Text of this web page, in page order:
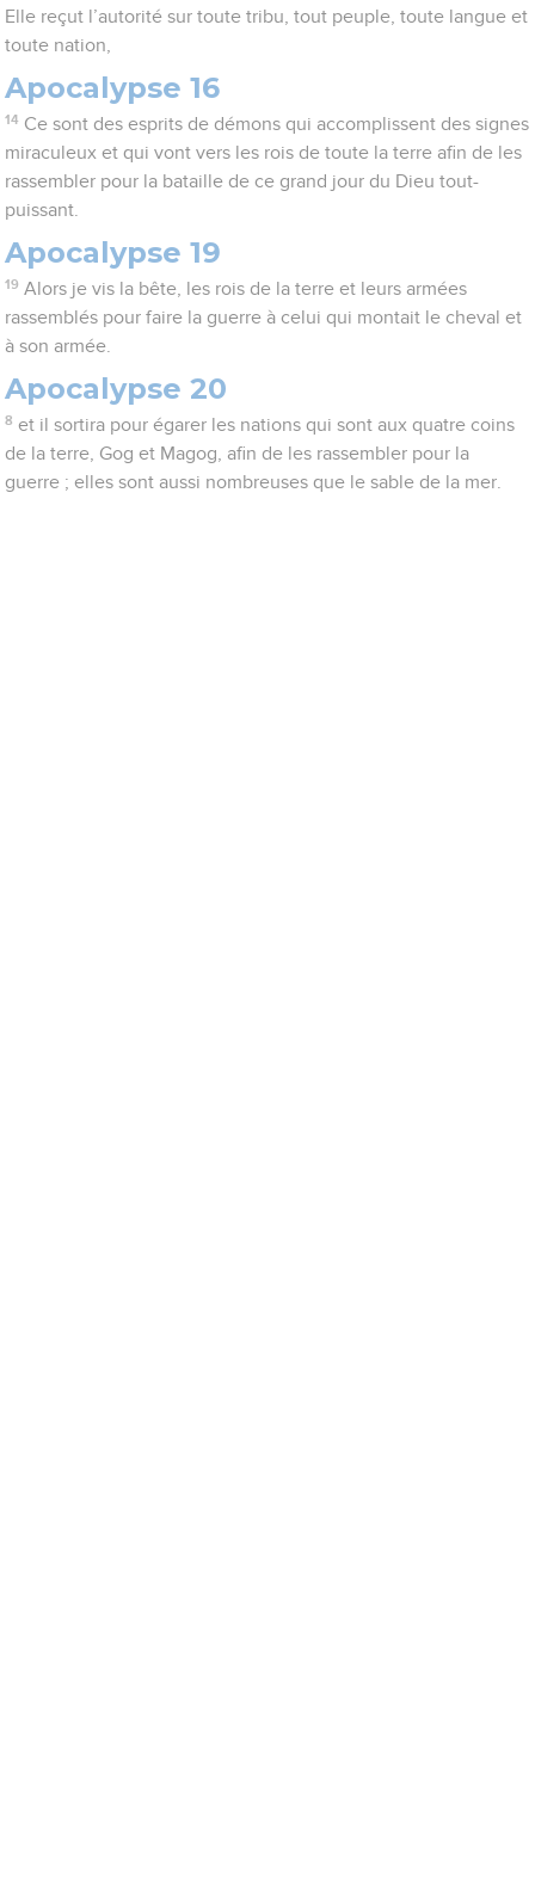
Elle reçut l’autorité sur toute tribu, tout peuple, toute langue et
toute nation,
Apocalypse 16
14 Ce sont des esprits de démons qui accomplissent des signes
miraculeux et qui vont vers les rois de toute la terre afin de les
rassembler pour la bataille de ce grand jour du Dieu tout-
puissant.
Apocalypse 19
19 Alors je vis la bête, les rois de la terre et leurs armées
rassemblés pour faire la guerre à celui qui montait le cheval et
à son armée.
Apocalypse 20
8 et il sortira pour égarer les nations qui sont aux quatre coins
de la terre, Gog et Magog, afin de les rassembler pour la
guerre ; elles sont aussi nombreuses que le sable de la mer.